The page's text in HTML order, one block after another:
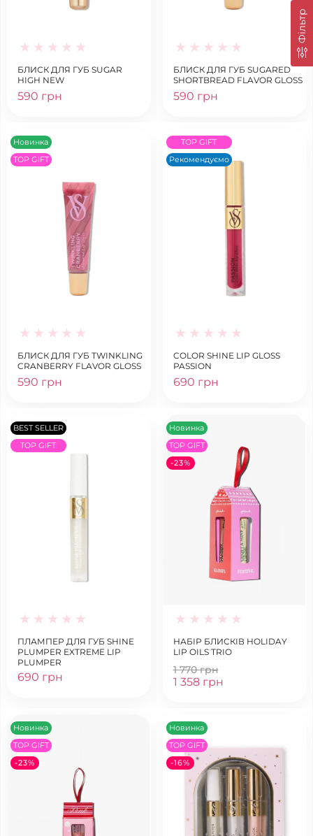
Фільтр
БЛИСК ДЛЯ ГУБ SUGAR
HIGH NEW
590 грн
БЛИСК ДЛЯ ГУБ SUGARED
SHORTBREAD FLAVOR GLOSS
590 грн
Новинка
TOP GIFT
БЛИСК ДЛЯ ГУБ TWINKLING
CRANBERRY FLAVOR GLOSS
590 грн
TOP GIFT
Рекомендуємо
COLOR SHINE LIP GLOSS
PASSION
690 грн
BEST SELLER
TOP GIFT
ПЛАМПЕР ДЛЯ ГУБ SHINE
PLUMPER EXTREME LIP
PLUMPER
690 грн
Новинка
TOP GIFT
-23%
НАБІР БЛИСКІВ HOLIDAY
LIP OILS TRIO
1 770 грн
1 358 грн
Новинка
TOP GIFT
-23%
Новинка
TOP GIFT
-16%